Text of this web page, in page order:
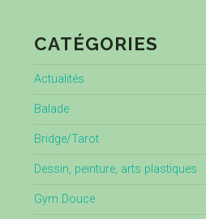
CATÉGORIES
Actualités
Balade
Bridge/Tarot
Dessin, peinture, arts plastiques
Gym Douce